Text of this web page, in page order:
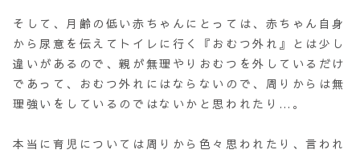
そして、月齢の低い赤ちゃんにとっては、赤ちゃん自身
から尿意を伝えてトイレに行く『おむつ外れ』とは少し
違いがあるので、親が無理やりおむつを外しているだけ
であって、おむつ外れにはならないので、周りからは無
理強いをしているのではないかと思われたり…。
本当に育児については周りから色々思われたり、言われ